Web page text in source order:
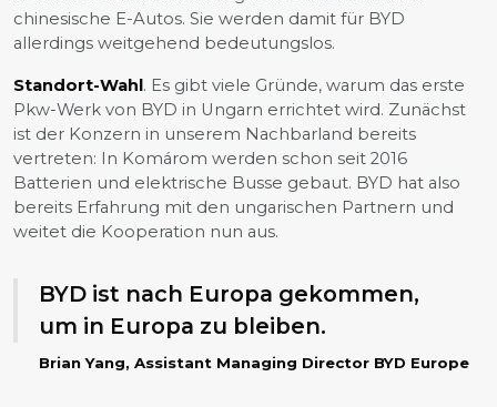
chinesische E-Autos. Sie werden damit für BYD
allerdings weitgehend bedeutungslos.
Standort-Wahl. Es gibt viele Gründe, warum das erste
Pkw-Werk von BYD in Ungarn errichtet wird. Zunächst
ist der Konzern in unserem Nachbarland bereits
vertreten: In Komárom werden schon seit 2016
Batterien und elektrische Busse gebaut. BYD hat also
bereits Erfahrung mit den ungarischen Partnern und
weitet die Kooperation nun aus.
BYD ist nach Europa gekommen,
um in Europa zu bleiben.
Brian Yang, Assistant Managing Director BYD Europe